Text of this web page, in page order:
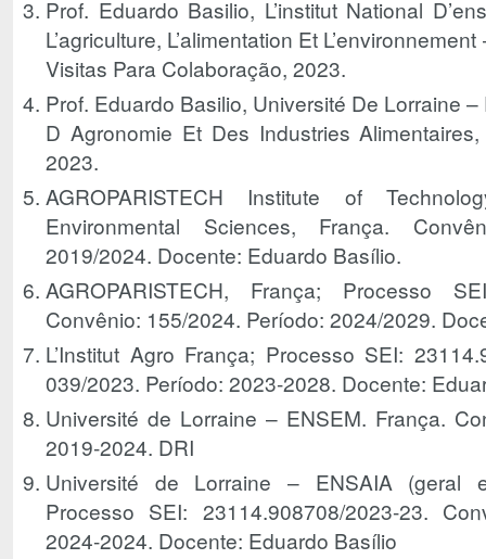
Prof. Eduardo Basilio, L’institut National
L’agriculture, L’alimentation Et
Visitas Para Colaboração, 2023.
Prof. Eduardo Basilio, Université De Lorraine
D Agronomie Et Des Industries
2023.
AGROPARISTECH Institute of
Environmental Sciences, França.
2019/2024. Docente: Eduardo Basílio.
AGROPARISTECH, França; Processo
Convênio: 155/2024. Período: 2024/2029.
L’Institut Agro França; Processo SEI:
039/2023. Período: 2023-2028. Docente:
Université de Lorraine – ENSEM. França.
2019-2024. DRI
Université de Lorraine – ENSAIA (geral
Processo SEI: 23114.908708/2023-23.
2024-2024. Docente: Eduardo Basílio